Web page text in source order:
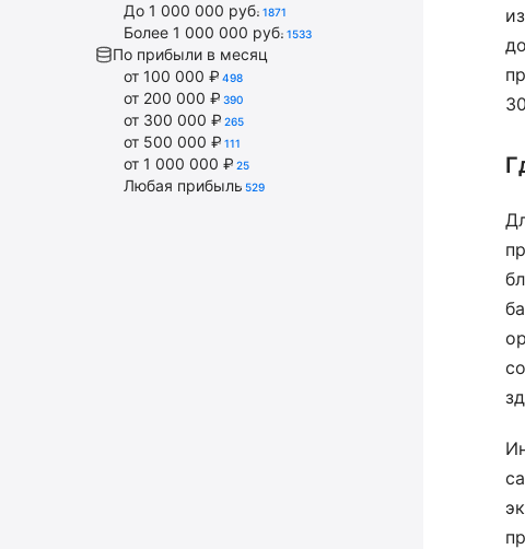
До 1 000 000 руб. 1871
Более 1 000 000 руб. 1533
По прибыли в месяц
от 100 000 ₽ 498
от 200 000 ₽ 390
от 300 000 ₽ 265
от 500 000 ₽ 111
от 1 000 000 ₽ 25
Любая прибыль 529